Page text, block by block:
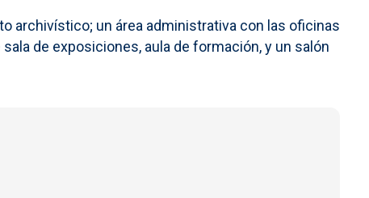
archivístico; un área administrativa con las oficinas
de exposiciones, aula de formación, y un salón